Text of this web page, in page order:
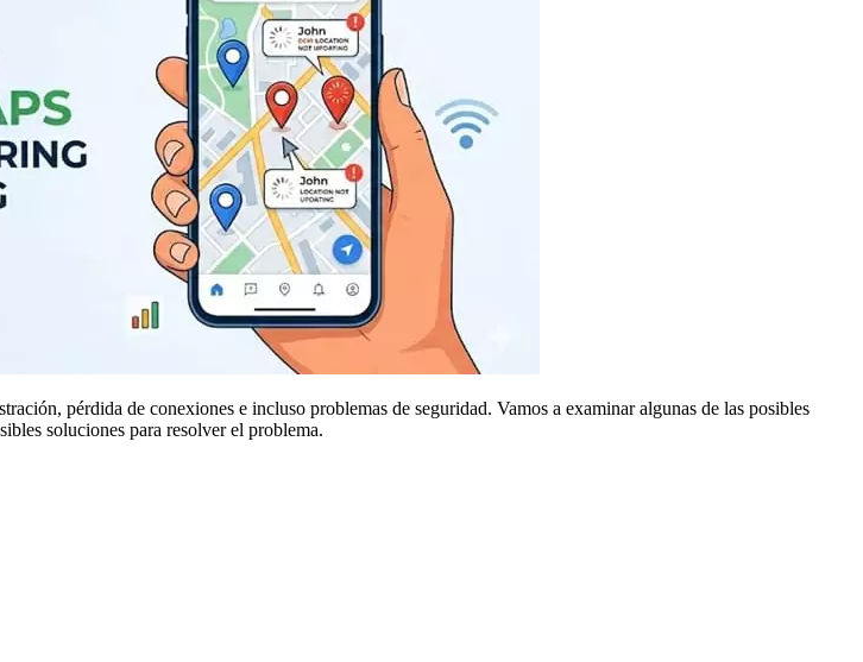
pérdida de conexiones e incluso problemas de seguridad. Vamos a examinar algunas de las posibles
soluciones para resolver el problema.